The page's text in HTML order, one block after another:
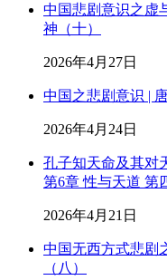
中国悲剧意识之虚
神（十）
2026年4月27日
中国之悲剧意识 |
2026年4月24日
孔子知天命及其对
第6章 性与天道 第
2026年4月21日
中国无西方式悲剧
（八）